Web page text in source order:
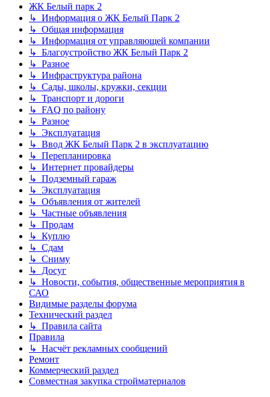
ЖК Белый парк 2
↳ Информация о ЖК Белый Парк 2
↳ Общая информация
↳ Информация от управляющей компании
↳ Благоустройство ЖК Белый Парк 2
↳ Разное
↳ Инфраструктура района
↳ Сады, школы, кружки, секции
↳ Транспорт и дороги
↳ FAQ по району
↳ Разное
↳ Эксплуатация
↳ Ввод ЖК Белый Парк 2 в эксплуатацию
↳ Перепланировка
↳ Интернет провайдеры
↳ Подземный гараж
↳ Эксплуатация
↳ Объявления от жителей
↳ Частные объявления
↳ Продам
↳ Куплю
↳ Сдам
↳ Сниму
↳ Досуг
↳ Новости, события, общественные мероприятия в
САО
Видимые разделы форума
Технический раздел
↳ Правила сайта
Правила
↳ Насчёт рекламных сообщений
Ремонт
Коммерческий раздел
Совместная закупка стройматериалов